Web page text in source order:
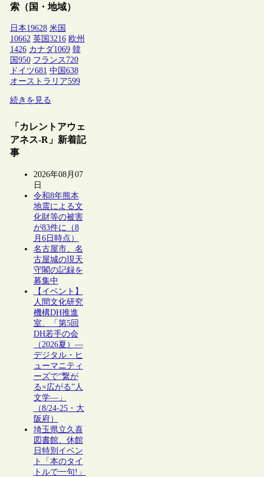
索（国・地域）
日本19628 米国
10662 英国 3216 欧州
1426 カナダ1069 韓
国 950 フランス 720
ドイツ681 中国 638
オーストラリア599
続きを見る
「カレントアウェ
アネス-R」新着記
事
2026年08月07
日
令和8年熊本
地震による文
化財等の被害
が83件に（8
月6日時点）
名古屋市、名
古屋城の現天
守閣の記録を
募集中
【イベント】
人間文化研究
機構DH推進
室、「第5回
DH若手の会
（2026夏）―
デジタル・ヒ
ューマニティ
ーズで“繋が
る×広がる”人
文学―」
（8/24-25・大
阪府）
埼玉県立久喜
図書館、休館
日特別イベン
ト「本のタイ
トルで一句!」